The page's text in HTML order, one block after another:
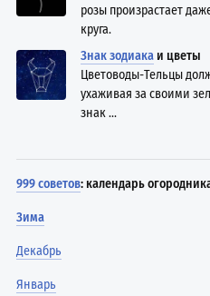
розы произрастает
круга.
Знак зодиака и цветы
Цветоводы-Тельцы
ухаживая за своими
знак ...
999 советов: календарь
Зима
Декабрь
Январь